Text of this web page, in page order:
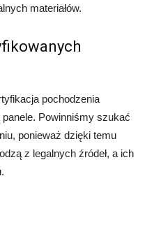
materiałów.
pochodzenia
Powinniśmy szukać
ponieważ dzięki temu
z legalnych źródeł, a ich